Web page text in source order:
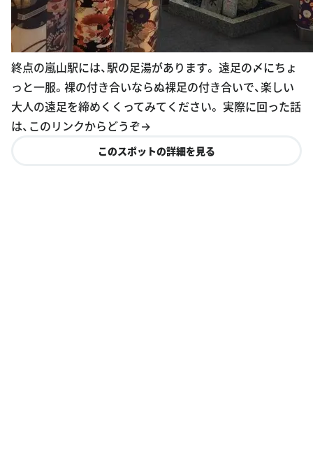
終点の嵐山駅には、駅の足湯があります。 遠足の〆にちょ
っと一服。裸の付き合いならぬ裸足の付き合いで、楽しい
大人の遠足を締めくくってみてください。 実際に回った話
は、このリンクからどうぞ→
このスポットの詳細を見る